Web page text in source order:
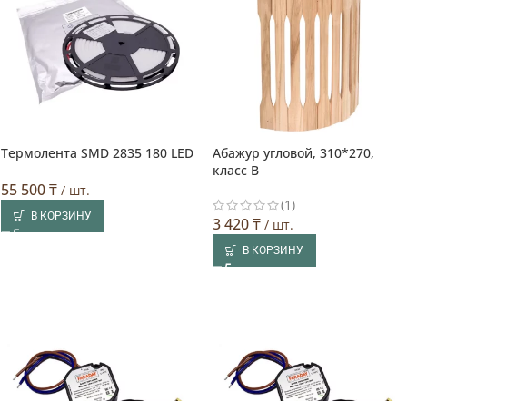
Термолента SMD 2835 180 LED
55 500₸ / шт.
В КОРЗИНУ
Абажур угловой, 310*270,
класс В
(1)
3 420₸/ шт.
В КОРЗИНУ